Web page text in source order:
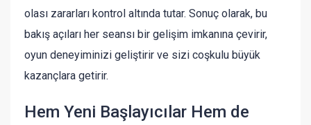
olası zararları kontrol altında tutar. Sonuç olarak, bu
bakış açıları her seansı bir gelişim imkanına çevirir,
oyun deneyiminizi geliştirir ve sizi coşkulu büyük
kazançlara getirir.
Hem Yeni Başlayıcılar Hem de